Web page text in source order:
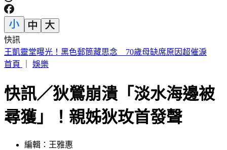
快訊
提醒國一新生守秩序！台中女師遭「掃把刺眼重傷」恐失明
首頁
娛樂
快訊／狄鶯崩潰「淡水海邊被
尋獲」！親姊狄玫首發聲
編輯：王雅惠